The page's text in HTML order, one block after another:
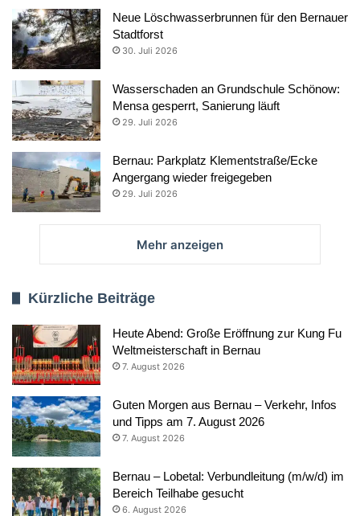
Neue Löschwasserbrunnen für den Bernauer
Stadtforst
30. Juli 2026
Wasserschaden an Grundschule Schönow:
Mensa gesperrt, Sanierung läuft
29. Juli 2026
Bernau: Parkplatz Klementstraße/Ecke
Angergang wieder freigegeben
29. Juli 2026
Mehr anzeigen
Kürzliche Beiträge
Heute Abend: Große Eröffnung zur Kung Fu
Weltmeisterschaft in Bernau
7. August 2026
Guten Morgen aus Bernau – Verkehr, Infos
und Tipps am 7. August 2026
7. August 2026
Bernau – Lobetal: Verbundleitung (m/w/d) im
Bereich Teilhabe gesucht
6. August 2026